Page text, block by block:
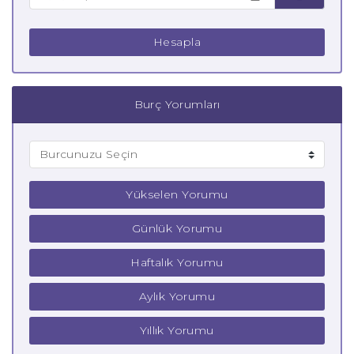
Hesapla
Burç Yorumları
Yükselen Yorumu
Günlük Yorumu
Haftalık Yorumu
Aylık Yorumu
Yıllık Yorumu